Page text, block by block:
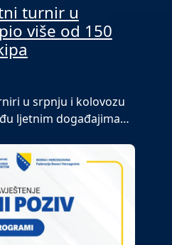
turnir u
više od 150
u srpnju i kolovozu
ljetnim događajima…